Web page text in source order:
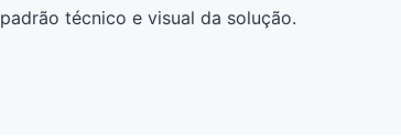
padrão técnico e visual da solução.